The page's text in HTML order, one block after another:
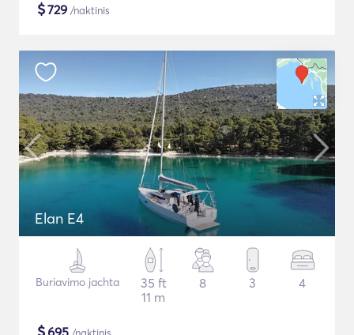
$729 /naktinis
Elan E4
Buriavimo jachta
35 ft
11 m
8 3 4
695